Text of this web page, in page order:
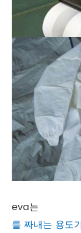
eva는
를 짜내는 용도